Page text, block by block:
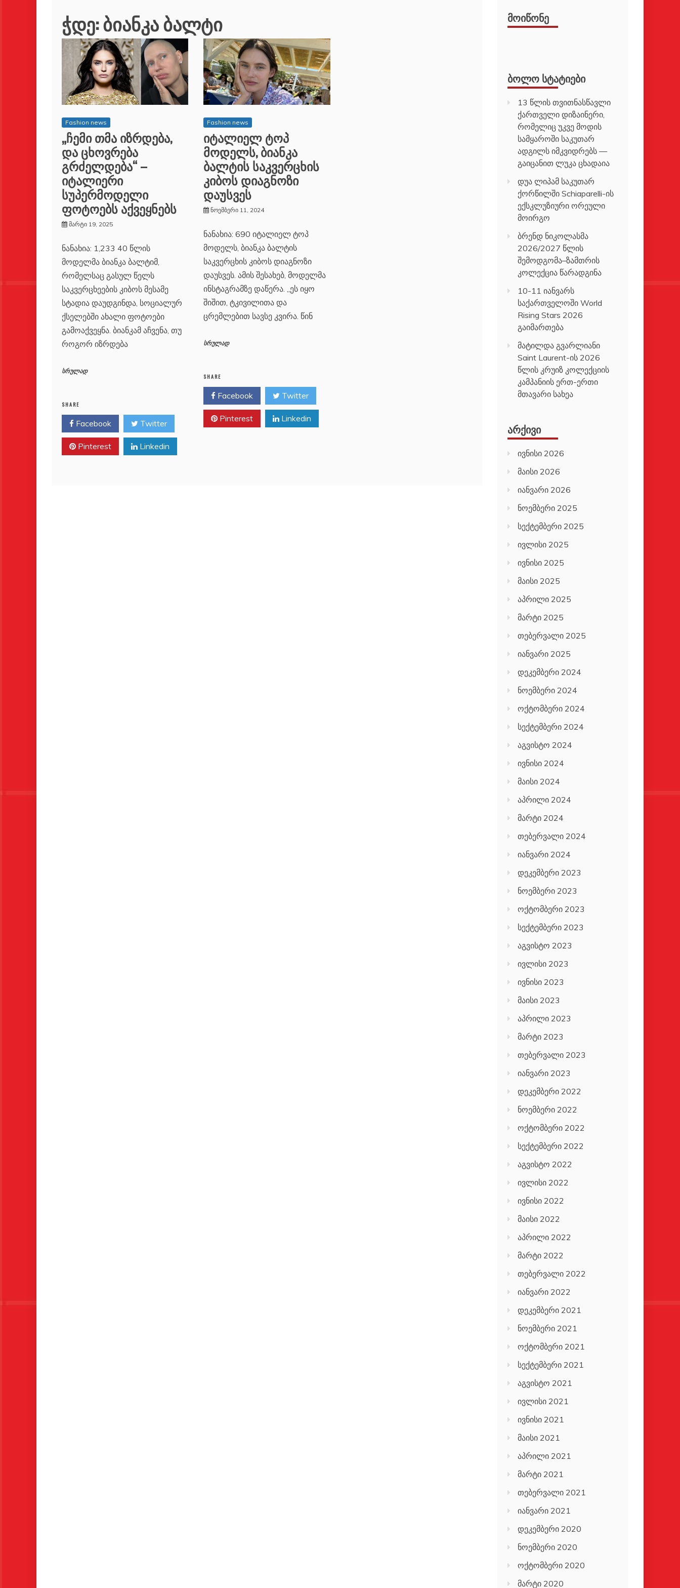
ჭდე:ბიანკა ბალტი
Fashion news
„ჩემი თმა იზრდება,
და ცხოვრება
გრძელდება“ –
იტალიერი
სუპერმოდელი
ფოტოებს აქვეყნებს
მარტი 19, 2025
ნანახია: 1,233 40 წლის
მოდელმა ბიანკა ბალტიმ,
რომელსაც გასულ წელს
საკვერცხეების კიბოს მესამე
სტადია დაუდგინდა, სოციალურ
ქსელებში ახალი ფოტოები
გამოაქვეყნა. ბიანკამ აჩვენა, თუ
როგორ იზრდება
სრულად
SHARE
Facebook Twitter
Pinterest Linkedin
Fashion news
იტალიელ ტოპ
მოდელს, ბიანკა
ბალტის საკვერცხის
კიბოს დიაგნოზი
დაუსვეს
ნოემბერი 11, 2024
ნანახია: 690 იტალიელ ტოპ
მოდელს, ბიანკა ბალტის
საკვერცხის კიბოს დიაგნოზი
დაუსვეს. ამის შესახებ, მოდელმა
ინსტაგრამზე დაწერა. „ეს იყო
შიშით, ტკივილითა და
ცრემლებით სავსე კვირა. წინ
სრულად
SHARE
Facebook Twitter
Pinterest Linkedin
ᲛᲝᲘᲬᲝᲜᲔ
ᲑᲝᲚᲝ ᲡᲢᲐᲢᲘᲔᲑᲘ
13 წლის თვითნასწავლი
ქართველი დიზაინერი,
რომელიც უკვე მოდის
სამყაროში საკუთარ
ადგილს იმკვიდრებს —
გაიცანით ლუკა ცხადაია
დუა ლიპამ საკუთარ
ქორწილში Schiaparelli-ის
ექსკლუზიური ორეული
მოირგო
ბრენდ ნიკოლასმა
2026/2027 წლის
შემოდგომა–ზამთრის
კოლექცია წარადგინა
10-11 იანვარს
საქართველოში World
Rising Stars 2026
გაიმართება
მატილდა გვარლიანი
Saint Laurent-ის 2026
წლის კრუიზ კოლექციის
კამპანიის ერთ-ერთი
მთავარი სახეა
ᲐᲠᲥᲘᲕᲘ
ივნისი 2026
მაისი 2026
იანვარი 2026
ნოემბერი 2025
სექტემბერი 2025
ივლისი 2025
ივნისი 2025
მაისი 2025
აპრილი 2025
მარტი 2025
თებერვალი 2025
იანვარი 2025
დეკემბერი 2024
ნოემბერი 2024
ოქტომბერი 2024
სექტემბერი 2024
აგვისტო 2024
ივნისი 2024
მაისი 2024
აპრილი 2024
მარტი 2024
თებერვალი 2024
იანვარი 2024
დეკემბერი 2023
ნოემბერი 2023
ოქტომბერი 2023
სექტემბერი 2023
აგვისტო 2023
ივლისი 2023
ივნისი 2023
მაისი 2023
აპრილი 2023
მარტი 2023
თებერვალი 2023
იანვარი 2023
დეკემბერი 2022
ნოემბერი 2022
ოქტომბერი 2022
სექტემბერი 2022
აგვისტო 2022
ივლისი 2022
ივნისი 2022
მაისი 2022
აპრილი 2022
მარტი 2022
თებერვალი 2022
იანვარი 2022
დეკემბერი 2021
ნოემბერი 2021
ოქტომბერი 2021
სექტემბერი 2021
აგვისტო 2021
ივლისი 2021
ივნისი 2021
მაისი 2021
აპრილი 2021
მარტი 2021
თებერვალი 2021
იანვარი 2021
დეკემბერი 2020
ნოემბერი 2020
ოქტომბერი 2020
მარტი 2020